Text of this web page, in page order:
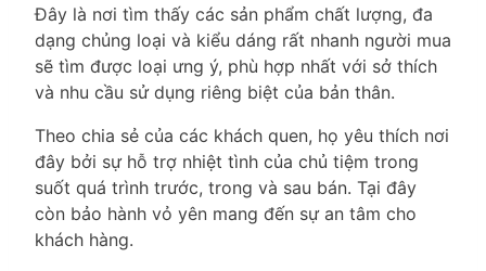
Đây là nơi tìm thấy các sản phẩm chất lượng, đa
dạng chủng loại và kiểu dáng rất nhanh người mua
sẽ tìm được loại ưng ý, phù hợp nhất với sở thích
và nhu cầu sử dụng riêng biệt của bản thân.
Theo chia sẻ của các khách quen, họ yêu thích nơi
đây bởi sự hỗ trợ nhiệt tình của chủ tiệm trong
suốt quá trình trước, trong và sau bán. Tại đây
còn bảo hành vỏ yên mang đến sự an tâm cho
khách hàng.